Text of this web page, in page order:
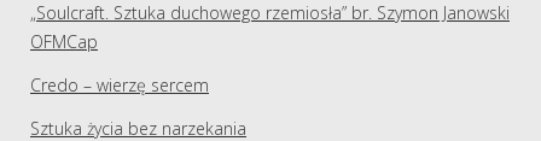
„Soulcraft. Sztuka duchowego rzemiosła” br. Szymon Janowski
OFMCap
Credo – wierzę sercem
Sztuka życia bez narzekania